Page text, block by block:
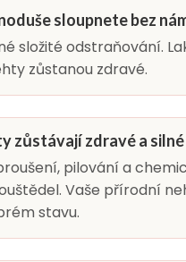
sloupnete bez
složité odstraňování.
zůstanou zdravé.
zůstávají zdravé a silné
pilování a
Vaše přírodní
stavu.